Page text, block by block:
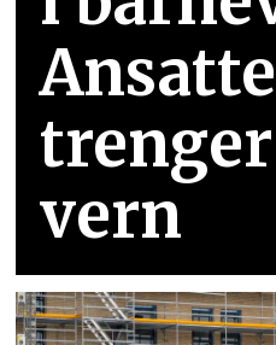
Ansatte
vern